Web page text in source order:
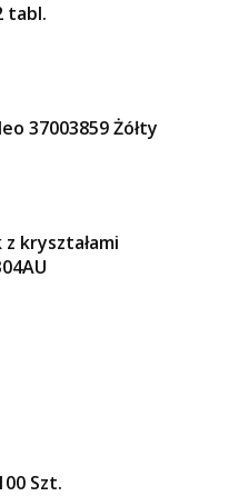
tabl.
37003859 Żółty
kryształami
Szt.